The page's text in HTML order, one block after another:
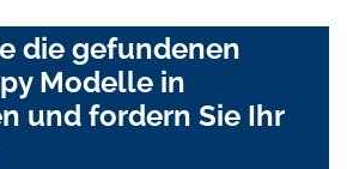
die gefundenen
Modelle in
und fordern Sie Ihr